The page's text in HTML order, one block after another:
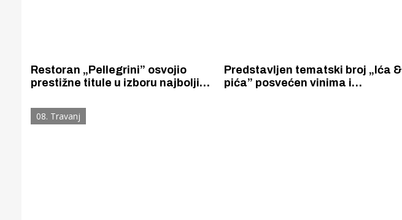
Restoran „Pellegrini” osvojio
prestižne titule u izboru najboljih
vinsku kartu u Hrvatskoj i Jakova
Ujakovića, najboljeg mladog
Predstavljen tematski broj „Ića &
pića” posvećen vinima i
08. Travanj